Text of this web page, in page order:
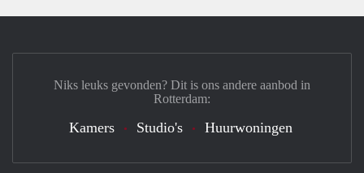
Niks leuks gevonden? Dit is ons andere aanbod in
Rotterdam:
Kamers Studio's Huurwoningen